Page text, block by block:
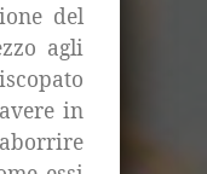
del
agli
in